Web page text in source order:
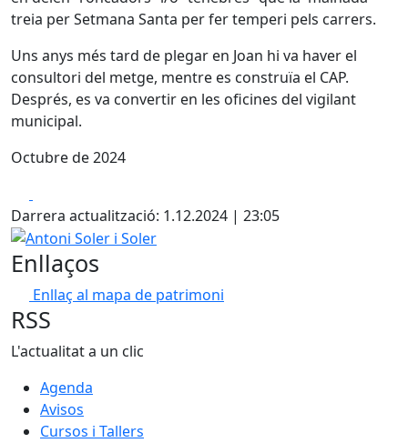
treia per Setmana Santa per fer temperi pels carrers.
Uns anys més tard de plegar en Joan hi va haver el
consultori del metge, mentre es construïa el CAP.
Després, es va convertir en les oficines del vigilant
municipal.
Octubre de 2024
Darrera actualització: 1.12.2024 | 23:05
Antoni Soler i Soler
Enllaços
Enllaç al mapa de patrimoni
RSS
L'actualitat a un clic
Agenda
Avisos
Cursos i Tallers